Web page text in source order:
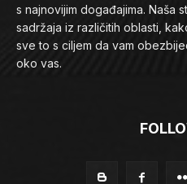
s najnovijim događajima. Naša
sadržaja iz različitih oblasti,
sve to s ciljem da vam
oko vas.